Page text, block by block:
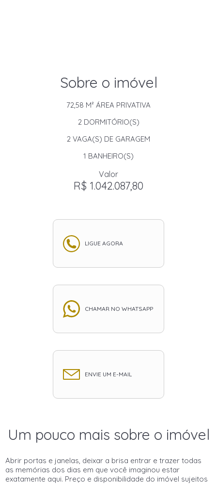
Sobre o imóvel
72,58 M² ÁREA PRIVATIVA
2DORMITÓRIO(S)
2 VAGA(S) DE GARAGEM
1 BANHEIRO(S)
Valor
R$ 1.042.087,80
LIGUE AGORA
CHAMAR NO WHATSAPP
ENVIE UM E-MAIL
Um pouco mais sobre o imóvel
Abrir portas e janelas, deixar a brisa entrar e trazer todas
as memórias dos dias em que você imaginou estar
exatamente aqui. Preço e disponibilidade do imóvel sujeitos